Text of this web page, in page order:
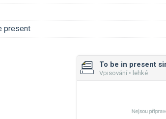
present
To be in present
Vpisování • lehké